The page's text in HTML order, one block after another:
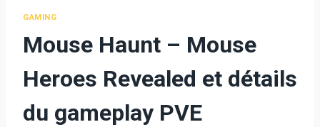
GAMING
Mouse Haunt – Mouse
Heroes Revealed et détails
du gameplay PVE